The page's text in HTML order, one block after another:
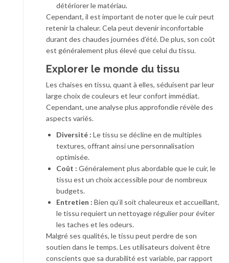
détériorer le matériau.
Cependant, il est important de noter que le cuir peut
retenir la chaleur. Cela peut devenir inconfortable
durant des chaudes journées d’été. De plus, son coût
est généralement plus élevé que celui du tissu.
Explorer le monde du tissu
Les chaises en tissu, quant à elles, séduisent par leur
large choix de couleurs et leur confort immédiat.
Cependant, une analyse plus approfondie révèle des
aspects variés.
Diversité : Le tissu se décline en de multiples
textures, offrant ainsi une personnalisation
optimisée.
Coût : Généralement plus abordable que le cuir, le
tissu est un choix accessible pour de nombreux
budgets.
Entretien : Bien qu’il soit chaleureux et accueillant,
le tissu requiert un nettoyage régulier pour éviter
les taches et les odeurs.
Malgré ses qualités, le tissu peut perdre de son
soutien dans le temps. Les utilisateurs doivent être
conscients que sa durabilité est variable, par rapport